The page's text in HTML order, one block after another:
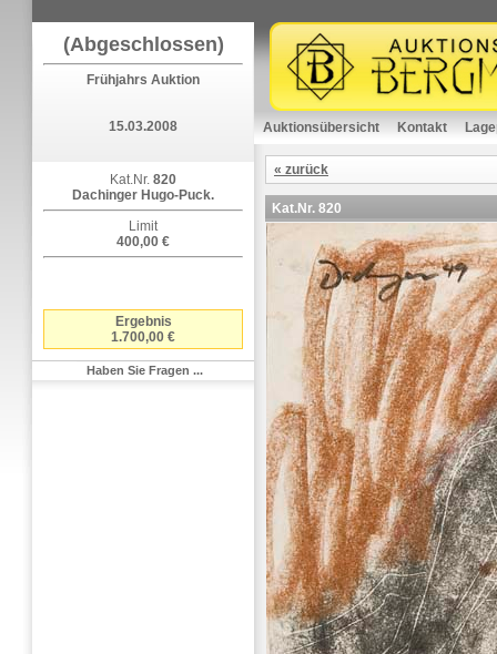
(Abgeschlossen)
Frühjahrs Auktion
15.03.2008
Kat.Nr. 820
Dachinger Hugo-Puck.
Limit
400,00 €
Ergebnis
1.700,00 €
Haben Sie Fragen ...
Auktionsübersicht Kontakt
« zurück
Kat.Nr. 820